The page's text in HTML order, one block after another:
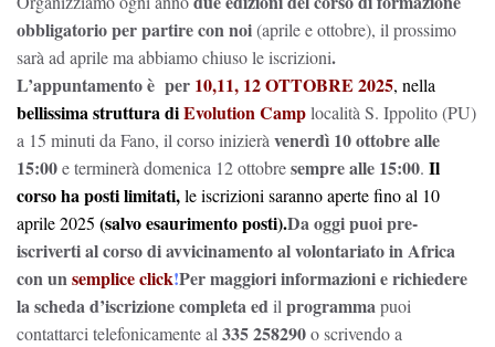
obbligatorio per partire con noi(aprile e ottobre), il prossimo
sarà ad aprile ma abbiamo chiuso le iscrizioni.
L’appuntamento è per 10,11, 12 OTTOBRE 2025, nella
bellissima strutturadiEvolution Camplocalità S. Ippolito (PU)
a 15 minuti da Fano, il corso inizierà venerdì 10 ottobre alle
15:00e terminerà domenica 12 ottobresempre alle 15:00. Il
corso ha posti limitati,le iscrizioni saranno aperte fino al 10
aprile 2025 (salvo esaurimento posti).Da oggi puoi pre-
iscrivertial corso di avvicinamento al volontariato in Africa
con unsemplice click!Per maggiori informazioni e richiedere
lascheda d’iscrizione completa edil programmapuoi
contattarci telefonicamente al 335 258290o scrivendo a